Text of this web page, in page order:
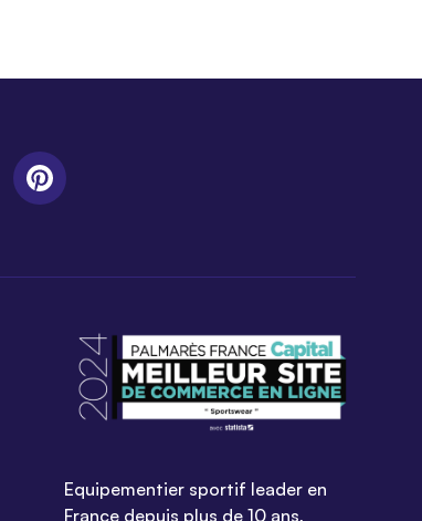
Equipementier sportif leader en
France depuis plus de 10 ans,